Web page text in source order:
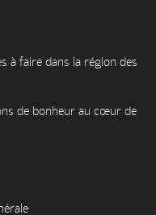
à faire dans la région des
de bonheur au cœur de